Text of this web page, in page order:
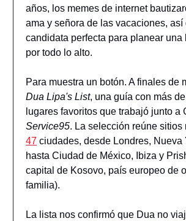
años, los memes de internet
ama y señora de las vacaciones, así
candidata perfecta para planear una
por todo lo alto.
Para muestra un botón. A finales de
Dua Lipa's List, una guía con más de
lugares favoritos que trabajó junto a
Service95. La selección reúne sitios
47 ciudades, desde Londres, Nueva
hasta Ciudad de México, Ibiza y
capital de Kosovo, país europeo de
familia).
La lista nos confirmó que Dua no